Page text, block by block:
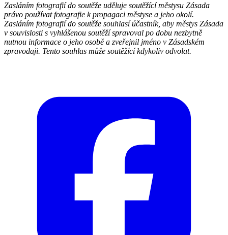
Zasláním fotografií do soutěže uděluje soutěžící městysu Zásada
právo používat fotografie k propagaci městyse a jeho okolí.
Zasláním fotografií do soutěže souhlasí účastník, aby městys Zásada
v souvislosti s vyhlášenou soutěží spravoval po dobu nezbytně
nutnou informace o jeho osobě a zveřejnil jméno v Zásadském
zpravodaji. Tento souhlas může soutěžící kdykoliv odvolat.